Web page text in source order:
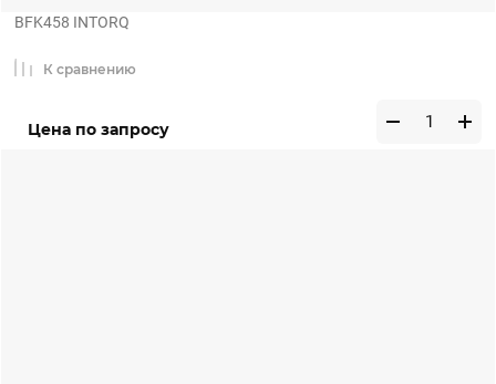
BFK458 INTORQ
Цена по запросу
К сравнению